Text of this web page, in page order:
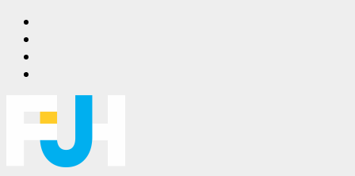
Saltar
contenido